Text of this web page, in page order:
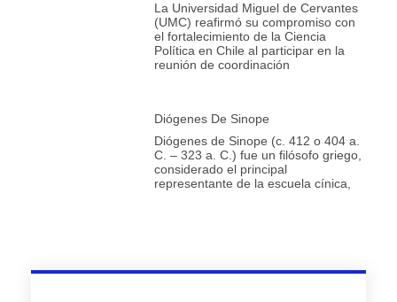
La Universidad Miguel de Cervantes
(UMC) reafirmó su compromiso con
el fortalecimiento de la Ciencia
Política en Chile al participar en la
reunión de coordinación
Diógenes De Sinope
Diógenes de Sinope (c. 412 o 404 a.
C. – 323 a. C.) fue un filósofo griego,
considerado el principal
representante de la escuela cínica,